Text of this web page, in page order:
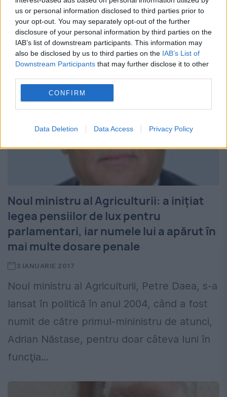
us or personal information disclosed to third parties prior to
your opt-out. You may separately opt-out of the further
disclosure of your personal information by third parties on the
IAB’s list of downstream participants. This information may
also be disclosed by us to third parties on the IAB’s List of
Downstream Participants that may further disclose it to other
CONFIRM
Data Deletion Data Access Privacy Policy
concurenţă, într-un comunicat Consiliul
Concurenţei a autorizat...
Noul ministru al Agriculturii: a iniţiat
legea pensiilor de lux pentru
parlamentari, iar numele lui a apărut în
mai multe dosare penale
3 IANUARIE 2017
Noul ministru al Agriculturii, Petre Daea, s-a
lansat în politică în anul 2004, când a fost
numit de către primul-mininistru de atunci,
Adrian Năstase, pentru doar câteva luni în
funcţia...